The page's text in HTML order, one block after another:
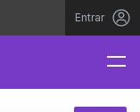
Entrar